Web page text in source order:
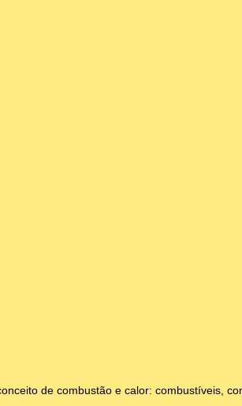
de combustão e calor: combustíveis,